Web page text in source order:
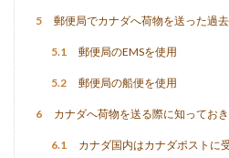
5 郵便局でカナダへ荷物を送った過
5.1 郵便局のEMSを使用
5.2 郵便局の船便を使用
6 カナダへ荷物を送る際に知ってお
6.1 カナダ国内はカナダポストに